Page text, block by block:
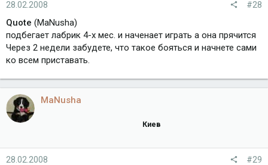
28.02.2008 #28
Quote (MaNusha)
подбегает лабрик 4-х мес. и наченает играть а она прячится
Через 2 недели забудете, что такое бояться и начнете сами
ко всем приставать.
MaNusha
Киев
28.02.2008 #29